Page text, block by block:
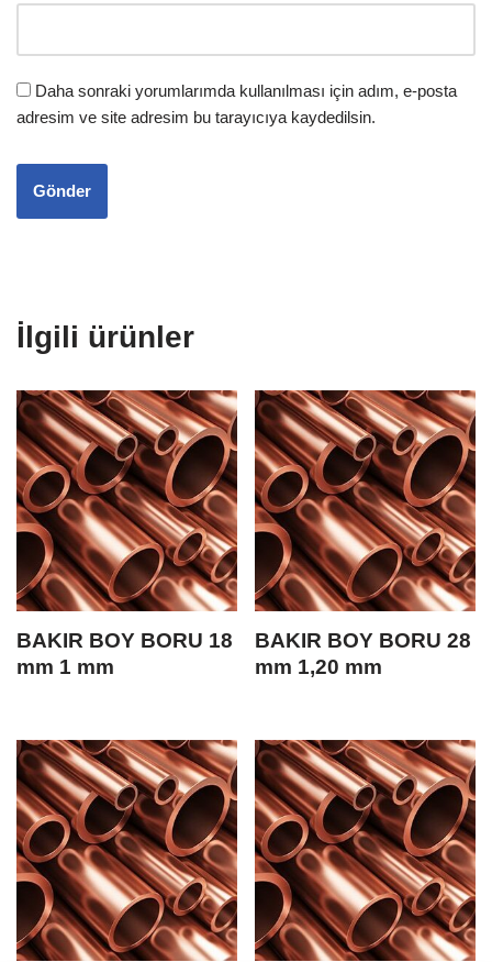
Daha sonraki yorumlarımda kullanılması için adım, e-posta
adresim ve site adresim bu tarayıcıya kaydedilsin.
İlgili ürünler
BAKIR BOY BORU 18
mm 1 mm
BAKIR BOY BORU 28
mm 1,20 mm